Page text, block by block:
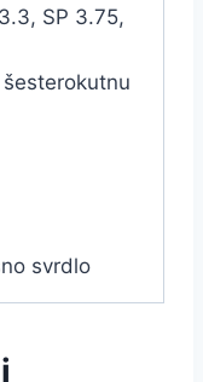
SP 3.75,
svrdlo